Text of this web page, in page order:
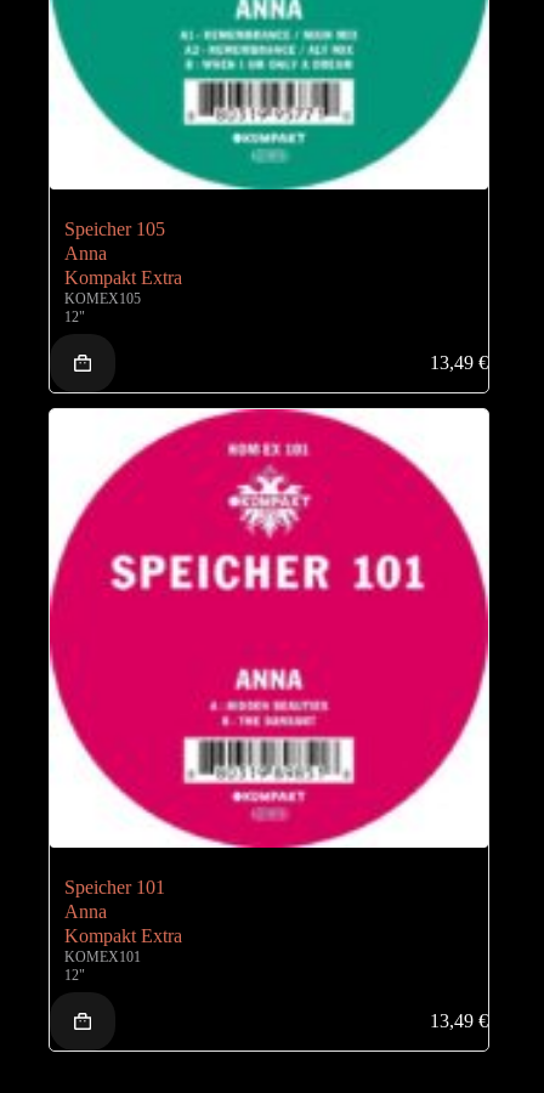
Speicher 105
Anna
Kompakt Extra
KOMEX105
12"
13,49€
Speicher 101
Anna
Kompakt Extra
KOMEX101
12"
13,49€